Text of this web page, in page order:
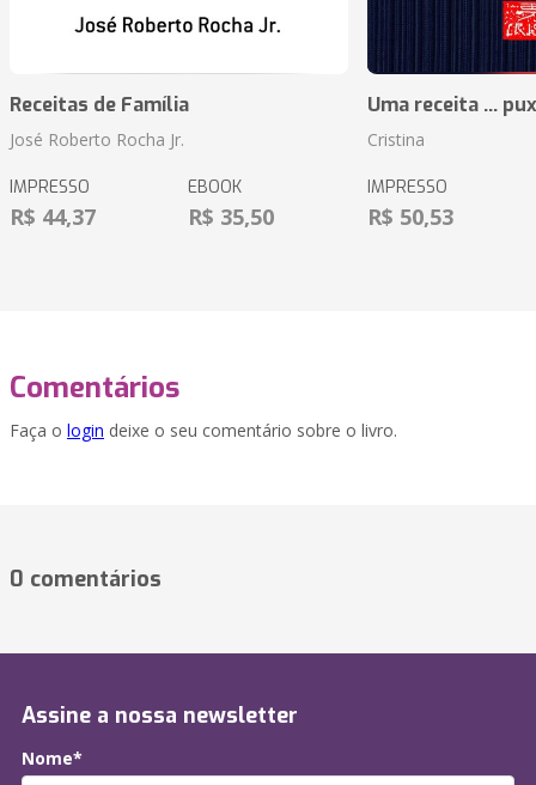
Receitas de Família
José Roberto Rocha Jr.
IMPRESSO
R$ 44,37
EBOOK
R$ 35,50
Uma receita ...
Cristina
IMPRESSO
R$ 50,53
Comentários
Faça o login deixe o seu comentário sobre o livro.
0 comentários
Assine a nossa newsletter
Nome*